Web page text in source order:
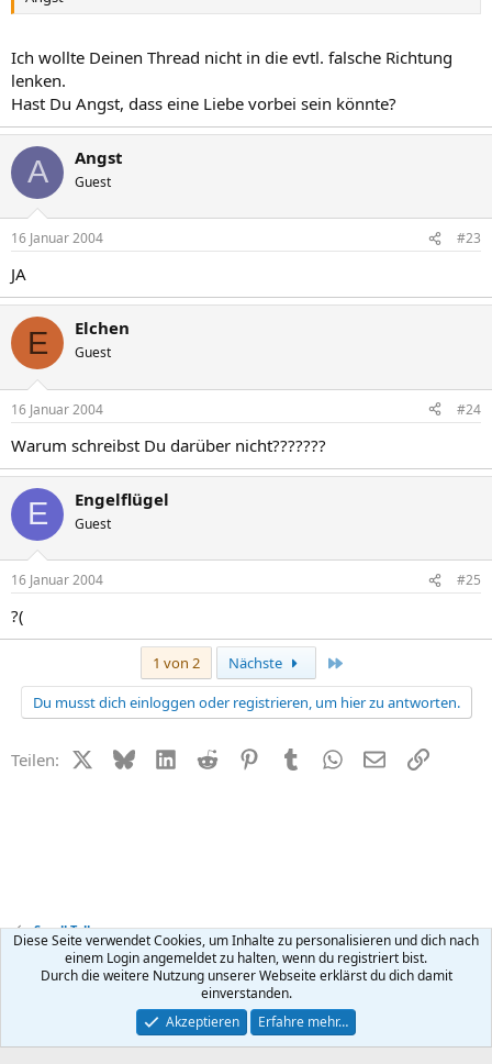
Ich wollte Deinen Thread nicht in die evtl. falsche Richtung
lenken.
Hast Du Angst, dass eine Liebe vorbei sein könnte?
A Angst
Guest
16 Januar 2004 #23
JA
E Elchen
Guest
16 Januar 2004 #24
Warum schreibst Du darüber nicht???????
E Engelflügel
Guest
16 Januar 2004 #25
?(
1 von 2 Nächste
Du musst dich einloggen oder registrieren, um hier zu antworten.
Teilen: X (Twitter)
BlueskyLinkedIn
Reddit PinterestTumblr WhatsApp
E-MailLink
Small Talk
Kontakt Nutzungsbedingungen Datenschutz Hilfe
R
Community platform by XenForo ® © 2010-2026 XenForo Ltd.
Diese Seite verwendet Cookies, um Inhalte zu personalisieren und dich nach
einem Login angemeldet zu halten, wenn du registriert bist.
Durch die weitere Nutzung unserer Webseite erklärst du dich damit
einverstanden.
Akzeptieren
Erfahre mehr…